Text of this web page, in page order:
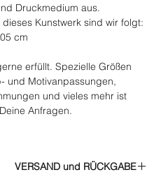
Druckmedium aus.
Kunstwerk sind wir folgt:
cm
erfüllt. Spezielle Größen
und Motivanpassungen,
und vieles mehr ist
Anfragen.
VERSAND und RÜCKGABE